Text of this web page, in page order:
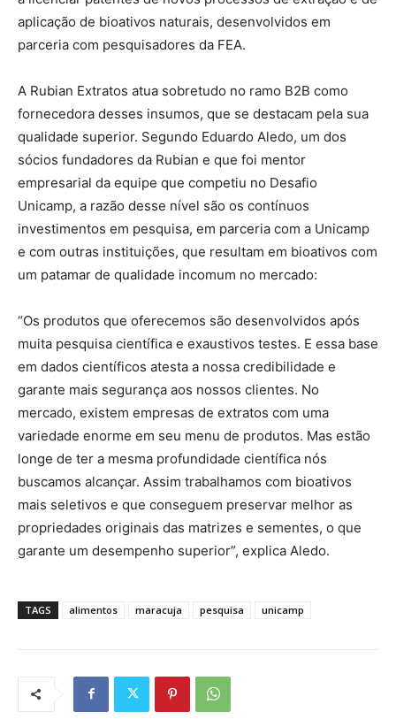
aplicação de bioativos naturais, desenvolvidos em
parceria com pesquisadores da FEA.
A Rubian Extratos atua sobretudo no ramo B2B como
fornecedora desses insumos, que se destacam pela sua
qualidade superior. Segundo Eduardo Aledo, um dos
sócios fundadores da Rubian e que foi mentor
empresarial da equipe que competiu no Desafio
Unicamp, a razão desse nível são os contínuos
investimentos em pesquisa, em parceria com a Unicamp
e com outras instituições, que resultam em bioativos com
um patamar de qualidade incomum no mercado:
“Os produtos que oferecemos são desenvolvidos após
muita pesquisa científica e exaustivos testes. E essa base
em dados científicos atesta a nossa credibilidade e
garante mais segurança aos nossos clientes. No
mercado, existem empresas de extratos com uma
variedade enorme em seu menu de produtos. Mas estão
longe de ter a mesma profundidade científica nós
buscamos alcançar. Assim trabalhamos com bioativos
mais seletivos e que conseguem preservar melhor as
propriedades originais das matrizes e sementes, o que
garante um desempenho superior”, explica Aledo.
TAGS alimentos maracuja pesquisa unicamp